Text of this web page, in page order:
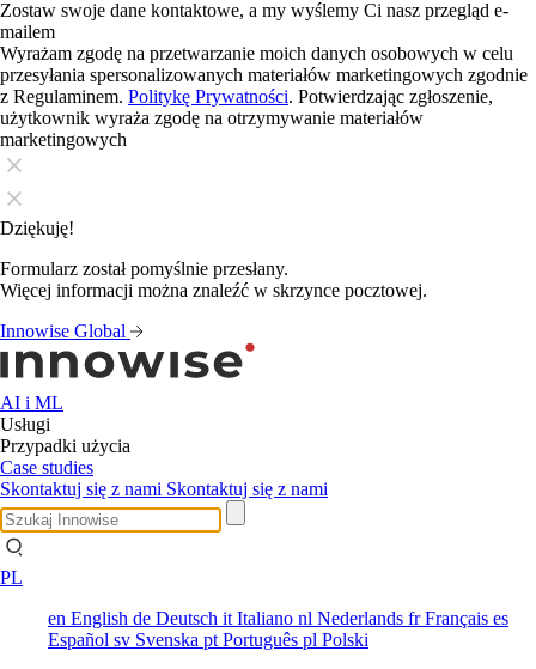
Zostaw swoje dane kontaktowe, a my wyślemy Ci nasz przegląd e-
mailem
Wyrażam zgodę na przetwarzanie moich danych osobowych w celu
przesyłania spersonalizowanych materiałów marketingowych zgodnie
z Regulaminem. Politykę Prywatności. Potwierdzając zgłoszenie,
użytkownik wyraża zgodę na otrzymywanie materiałów
marketingowych
Dziękuję!
Formularz został pomyślnie przesłany.
Więcej informacji można znaleźć w skrzynce pocztowej.
Innowise Global
AI i ML
Usługi
Przypadki użycia
Case studies
Skontaktuj się z nami Skontaktuj się z nami
PL
en English de Deutsch it Italiano nl Nederlands frFrançais es
Español sv Svenska pt Português pl Polski